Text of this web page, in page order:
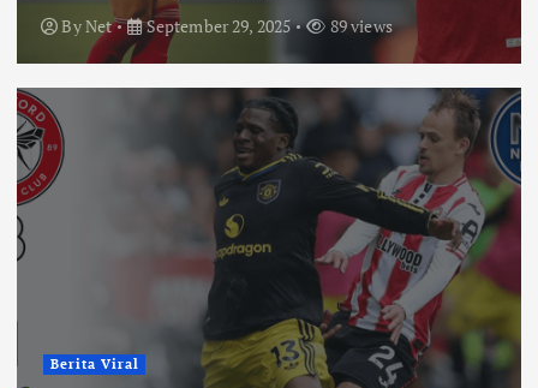
ByNet September 29, 2025 89 views
Berita Viral